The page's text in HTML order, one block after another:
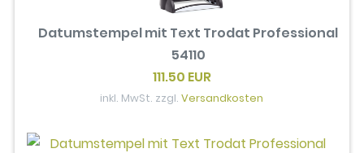
Datumstempel mit Text Trodat Professional
54110
111.50 EUR
inkl. MwSt. zzgl.Versandkosten